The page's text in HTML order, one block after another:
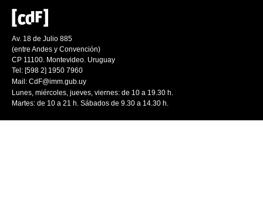
Av. 18 de Julio 885
(entre Andes y Convención)
CP 11100. Montevideo. Uruguay
Tel: [598 2] 1950 7960
Mail: CdF@imm.gub.uy
Lunes, miércoles, jueves, viernes: de 10 a 19.30 h.
Martes: de 10 a 21 h. Sábados de 9.30 a 14.30 h.